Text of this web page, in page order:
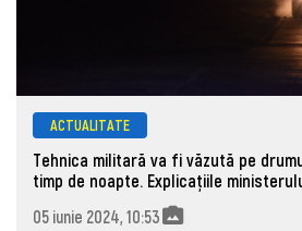
ACTUALITATE
Tehnica militară va fi văzută pe
timp de noapte. Explicațiile
05 iunie 2024, 10:53